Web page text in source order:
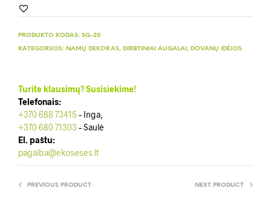
PRODUKTO KODAS: SG-20
KATEGORIJOS: NAMŲ DEKORAS, DIRBTINIAI AUGALAI , DOVANŲ IDĖJOS
Turite klausimų? Susisiekime!
Telefonais:
+370 688 73415– Inga,
+370 680 71303 – Saulė
El. paštu:
pagalba@ekoseses.lt
PREVIOUS PRODUCT NEXT PRODUCT